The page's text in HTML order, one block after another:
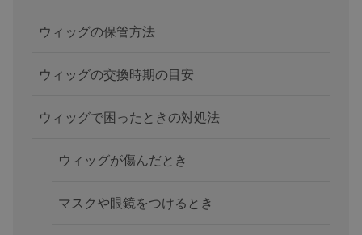
ウィッグの保管方法
ウィッグの交換時期の目安
ウィッグで困ったときの対処法
ウィッグが傷んだとき
マスクや眼鏡をつけるとき